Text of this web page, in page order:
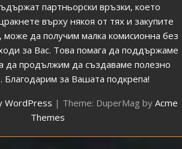
партньорски връзки, което
върху някоя от тях и закупите
може да получим малка комисионна без
за Вас. Това помага да поддържаме
да продължим да създаваме полезно
за Вашата подкрепа!
WordPress | Theme: DuperMag by Acme
Themes